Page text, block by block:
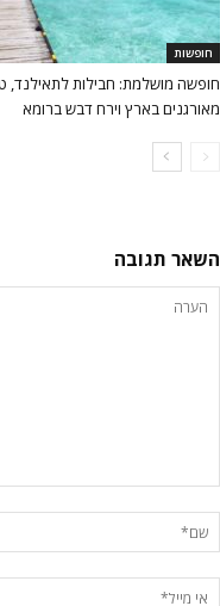
חופשות
חופשה מושלמת: חבילות לתאילנד,
מאורגנים בארץ וירח דבש ברומא
השאר תגובה